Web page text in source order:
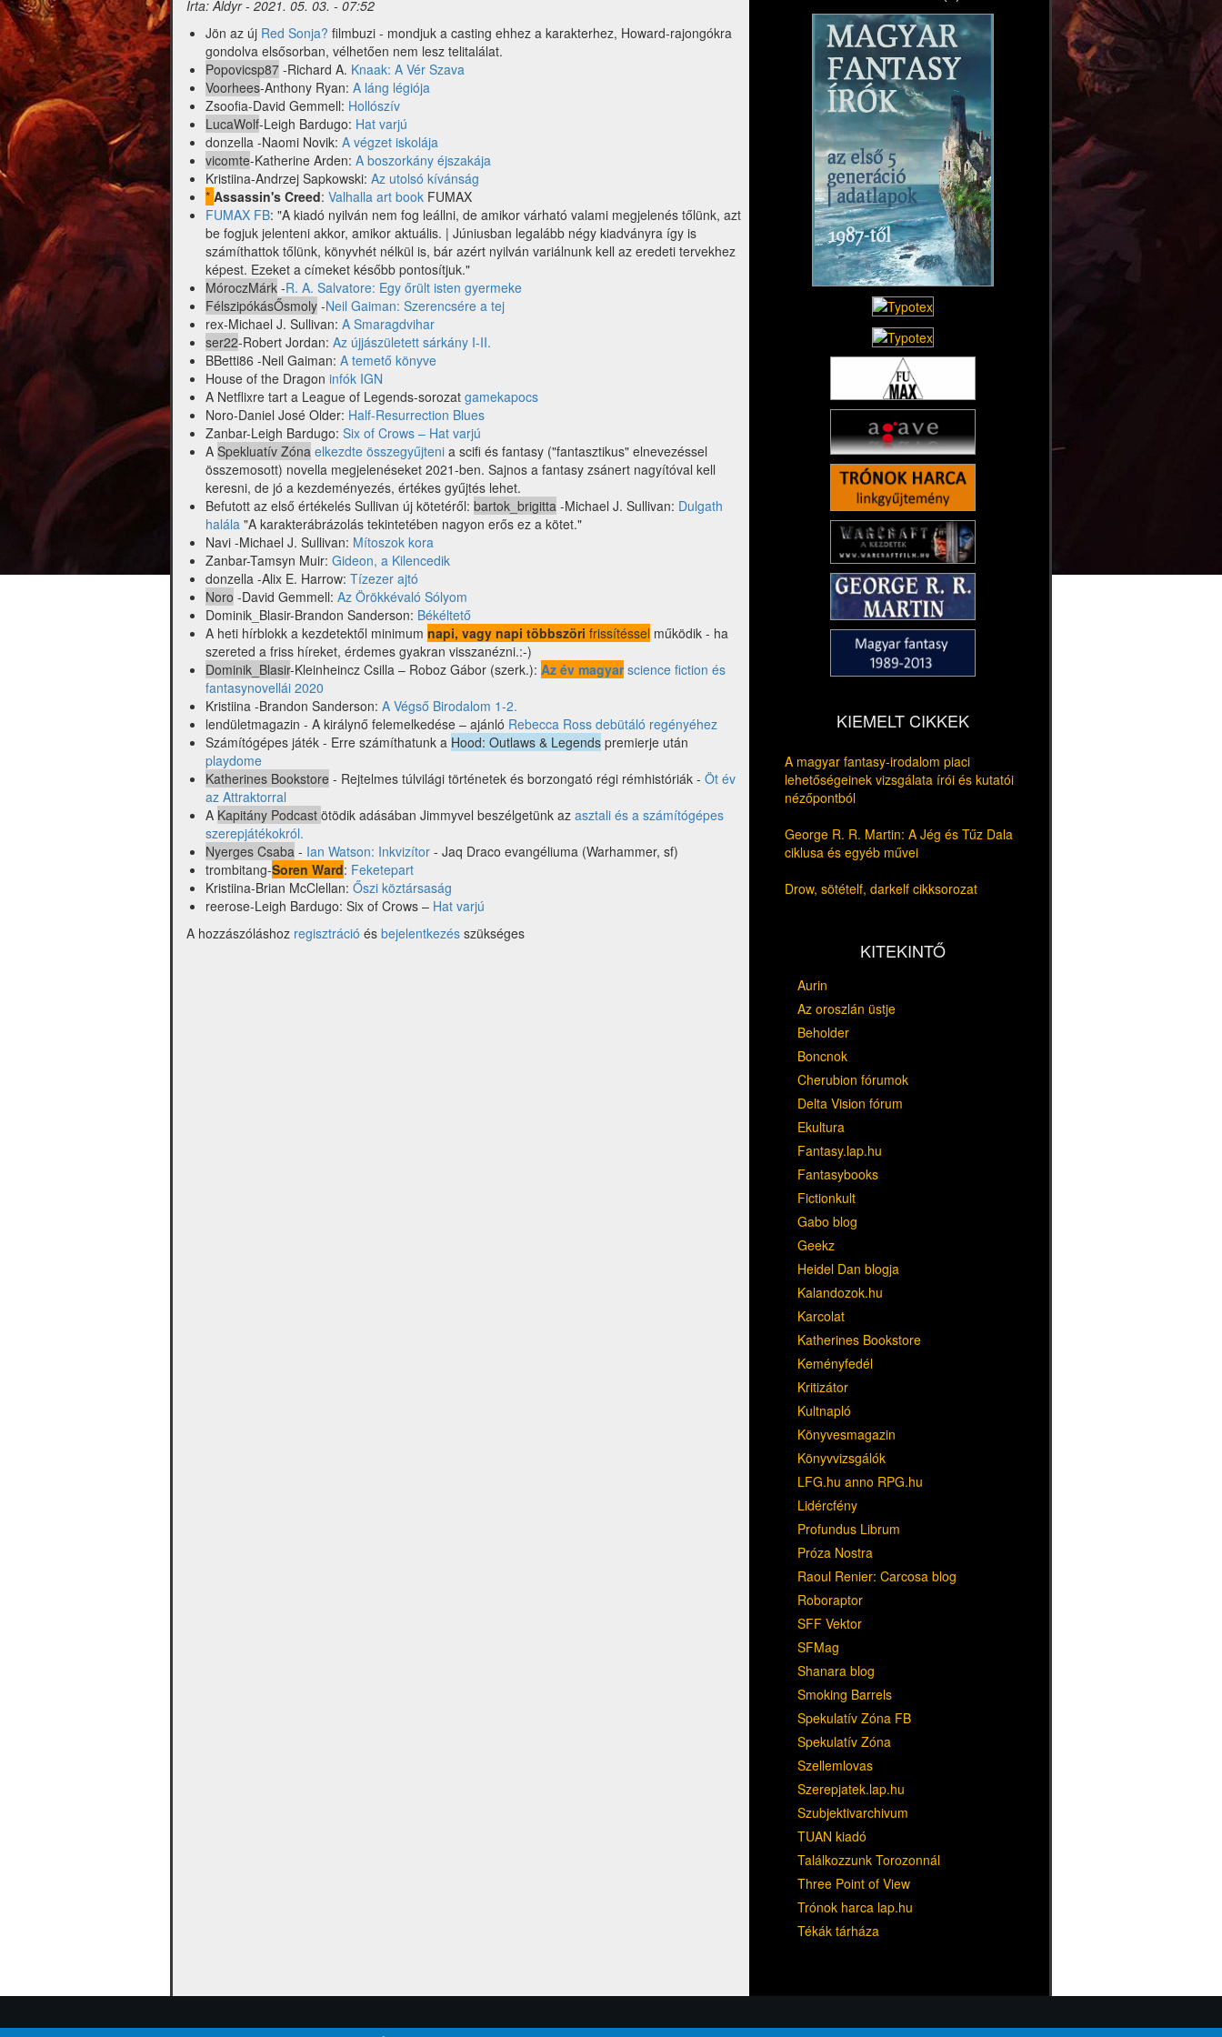
Írta:Aldyr- 2021. 05. 03. - 07:52
Jön az új Red Sonja? filmbuzi - mondjuk a casting ehhez a karakterhez, Howard-rajongókra
gondolva elsősorban, vélhetően nem lesz telitalálat.
Popovicsp87 -Richard A. Knaak: A Vér Szava
Voorhees-Anthony Ryan: A láng légiója
Zsoofia-David Gemmell: Hollószív
LucaWolf-Leigh Bardugo: Hat varjú
donzella -Naomi Novik: A végzet iskolája
vicomte-Katherine Arden: A boszorkány éjszakája
Kristiina-Andrzej Sapkowski: Az utolsó kívánság
* Assassin's Creed: Valhalla art book FUMAX
FUMAX FB: "A kiadó nyilván nem fog leállni, de amikor várható valami megjelenés tőlünk, azt
be fogjuk jelenteni akkor, amikor aktuális. | Júniusban legalább négy kiadványra így is
számíthattok tőlünk, könyvhét nélkül is, bár azért nyilván variálnunk kell az eredeti tervekhez
képest. Ezeket a címeket később pontosítjuk."
MóroczMárk -R. A. Salvatore: Egy őrült isten gyermeke
FélszipókásŐsmoly -Neil Gaiman: Szerencsére a tej
rex-Michael J. Sullivan: A Smaragdvihar
ser22-Robert Jordan: Az újjászületett sárkány I-II.
BBetti86 -Neil Gaiman: A temető könyve
House of the Dragon infók IGN
A Netflixre tart a League of Legends-sorozat gamekapocs
Noro-Daniel José Older: Half-Resurrection Blues
Zanbar-Leigh Bardugo: Six of Crows – Hat varjú
A Spekluatív Zóna elkezdte összegyűjteni a scifi és fantasy ("fantasztikus" elnevezéssel
összemosott) novella megjelenéseket 2021-ben. Sajnos a fantasy zsánert nagyítóval kell
keresni, de jó a kezdeményezés, értékes gyűjtés lehet.
Befutott az első értékelés Sullivan új kötetéről: bartok_brigitta -Michael J. Sullivan: Dulgath
halála "A karakterábrázolás tekintetében nagyon erős ez a kötet."
Navi -Michael J. Sullivan: Mítoszok kora
Zanbar-Tamsyn Muir: Gideon, a Kilencedik
donzella -Alix E. Harrow: Tízezer ajtó
Noro -David Gemmell: Az Örökkévaló Sólyom
Dominik_Blasir-Brandon Sanderson: Békéltető
A heti hírblokk a kezdetektől minimum napi, vagy napi többszöri frissítéssel működik - ha
szereted a friss híreket, érdemes gyakran visszanézni.:-)
Dominik_Blasir-Kleinheincz Csilla – Roboz Gábor (szerk.): Az év magyarscience fiction és
fantasynovellái 2020
Kristiina -Brandon Sanderson: A Végső Birodalom 1-2.
lendületmagazin - A királynő felemelkedése – ajánló Rebecca Ross debütáló regényéhez
Számítógépes játék - Erre számíthatunk a Hood: Outlaws & Legends premierje után
playdome
Katherines Bookstore - Rejtelmes túlvilági történetek és borzongató régi rémhistóriák - Öt év
az Attraktorral
A Kapitány Podcast ötödik adásában Jimmyvel beszélgetünk az asztali és a számítógépes
szerepjátékokról.
Nyerges Csaba - Ian Watson: Inkvizítor - Jaq Draco evangéliuma (Warhammer, sf)
trombitang-Soren Ward: Feketepart
Kristiina-Brian McClellan: Őszi köztársaság
reerose-Leigh Bardugo: Six of Crows – Hat varjú
A hozzászóláshoz regisztráció és bejelentkezés szükséges
KIEMELT CIKKEK
A magyar fantasy-irodalom piaci
lehetőségeinek vizsgálata írói és kutatói
nézőpontból
George R. R. Martin: A Jég és Tűz Dala
ciklusa és egyéb művei
Drow, sötételf, darkelf cikksorozat
KITEKINTŐ
Aurin
Az oroszlán üstje
Beholder
Boncnok
Cherubion fórumok
Delta Vision fórum
Ekultura
Fantasy.lap.hu
Fantasybooks
Fictionkult
Gabo blog
Geekz
Heidel Dan blogja
Kalandozok.hu
Karcolat
Katherines Bookstore
Keményfedél
Kritizátor
Kultnapló
Könyvesmagazin
Könyvvizsgálók
LFG.hu anno RPG.hu
Lidércfény
Profundus Librum
Próza Nostra
Raoul Renier: Carcosa blog
Roboraptor
SFF Vektor
SFMag
Shanara blog
Smoking Barrels
Spekulatív Zóna FB
Spekulatív Zóna
Szellemlovas
Szerepjatek.lap.hu
Szubjektivarchivum
TUAN kiadó
Találkozzunk Torozonnál
Three Point of View
Trónok harca lap.hu
Tékák tárháza